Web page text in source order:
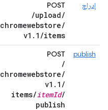
إدراج POST
/upload/
chromewebstore/
v1 . 1 /items
publish
POST
/
chromewebstore/
v1 . 1 /
items/itemId/
publish